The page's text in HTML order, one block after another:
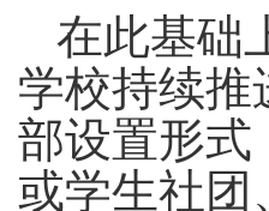
在此基础
学校持续推
部设置形式
或学生社团